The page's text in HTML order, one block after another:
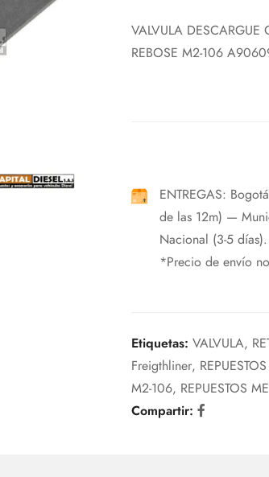
VALVULA DESCARGUE
REBOSE M2-106
ENTREGAS:
de las 12m) —
Nacional (3-5 días).
*Precio de envío
Etiquetas: VALVULA,
Freigthliner,
M2-106, REPUESTOS
A9060921210
Compartir: